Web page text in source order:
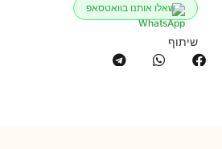
שאלו אותנו בוואטסאפ
שיתוף